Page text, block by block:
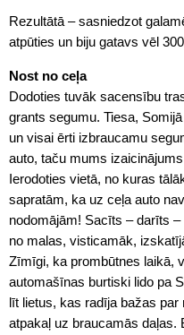
Rezultātā – sasniedzot
atpūties un biju gatavs vēl
Nost no ceļa
Dodoties tuvāk sacensību
grants segumu. Tiesa,
un visai ērti izbraucamu
auto, taču mums
Ierodoties vietā, no kuras
sapratām, ka uz ceļa auto
nodomājām! Sacīts – darīts
no malas, visticamāk,
Zīmīgi, ka prombūtnes laikā,
automašīnas burtiski lido pa
līt lietus, kas radīja bažas
atpakaļ uz braucamās daļas.